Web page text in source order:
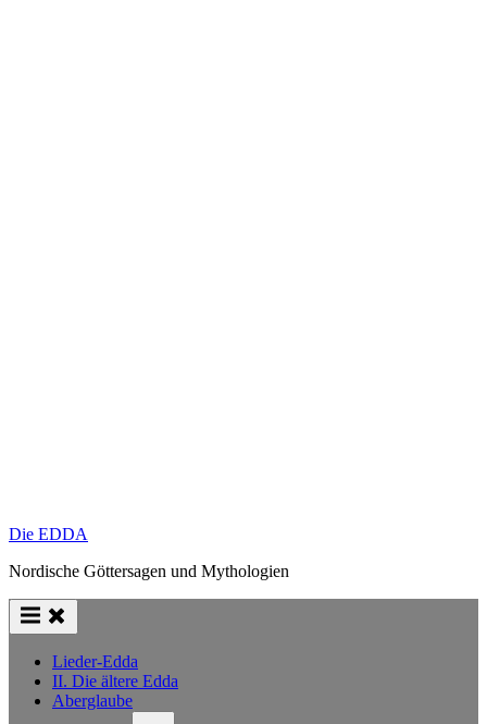
Die EDDA
Nordische Göttersagen und Mythologien
Lieder-Edda
II. Die ältere Edda
Aberglaube